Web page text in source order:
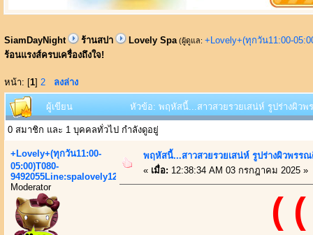
SiamDayNight ร้านสปา Lovely Spa (ผู้ดูแล: +Lovely+(ทุกวัน11:00-
ร้อนแรงส์ครบเครื่องถึงใจ!
หน้า: [1] 2 ลงล่าง
ผู้เขียน หัวข้อ: พฤหัสนี้...สาวสวยรวยเสน่ห์ รูปร่างผิว
0 สมาชิก และ 1 บุคคลทั่วไป กำลังดูอยู่
+Lovely+(ทุกวัน11:00-
05:00)T080-
9492055Line:spalovely123
Moderator
พฤหัสนี้...สาวสวยรวยเสน่ห์ รูปร่างผิวพรร
« เมื่อ: 12:38:34 AM 03 กรกฎาคม 2025 »
((